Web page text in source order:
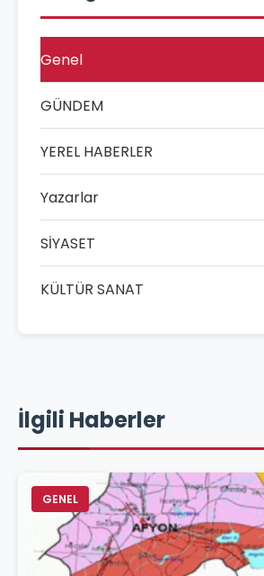
Genel
GÜNDEM
YEREL HABERLER
Yazarlar
SİYASET
KÜLTÜR SANAT
İlgili Haberler
GENEL